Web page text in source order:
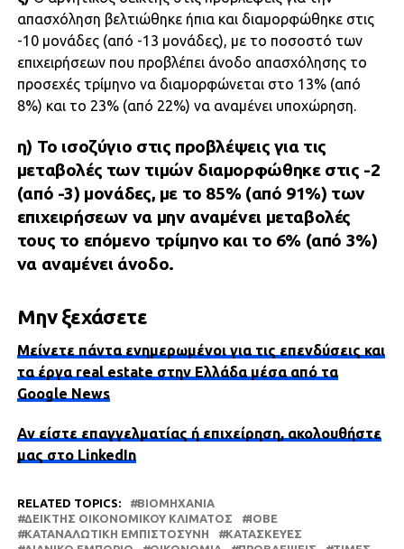
απασχόληση βελτιώθηκε ήπια και διαμορφώθηκε στις
-10 μονάδες (από -13 μονάδες), με το ποσοστό των
επιχειρήσεων που προβλέπει άνοδο απασχόλησης το
προσεχές τρίμηνο να διαμορφώνεται στο 13% (από
8%) και το 23% (από 22%) να αναμένει υποχώρηση.
η) Το ισοζύγιο στις προβλέψεις για τις
μεταβολές των τιμών διαμορφώθηκε στις -2
(από -3) μονάδες, με το 85% (από 91%) των
επιχειρήσεων να μην αναμένει μεταβολές
τους το επόμενο τρίμηνο και το 6% (από 3%)
να αναμένει άνοδο.
Μην ξεχάσετε
Μείνετε πάντα ενημερωμένοι για τις επενδύσεις και
τα έργα real estate στην Ελλάδα μέσα από τα
Google News
Αν είστε επαγγελματίας ή επιχείρηση, ακολουθήστε
μας στο LinkedIn
RELATED TOPICS:
ΒΙΟΜΗΧΑΝΊΑ
ΔΕΊΚΤΗΣ ΟΙΚΟΝΟΜΙΚΟΎ ΚΛΊΜΑΤΟΣ
ΙΟΒΕ
ΚΑΤΑΝΑΛΩΤΙΚΉ ΕΜΠΙΣΤΟΣΎΝΗ
ΚΑΤΑΣΚΕΥΈΣ